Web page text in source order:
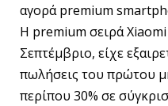
αγορά premium
Η premium σειρά
Σεπτέμβριο, είχε
πωλήσεις του πρώτου
περίπου 30% σε